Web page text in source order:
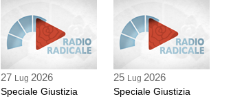
27 Lug 2026
Speciale Giustizia
25 Lug 2026
Speciale Giustizia